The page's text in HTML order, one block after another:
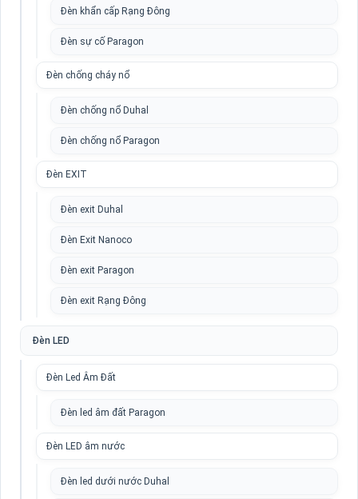
Đèn khẩn cấp Rạng Đông
Đèn sự cố Paragon
Đèn chống cháy nổ
Đèn chống nổ Duhal
Đèn chống nổ Paragon
Đèn EXIT
Đèn exit Duhal
Đèn Exit Nanoco
Đèn exit Paragon
Đèn exit Rạng Đông
Đèn LED
Đèn Led Âm Đất
Đèn led âm đất Paragon
Đèn LED âm nước
Đèn led dưới nước Duhal